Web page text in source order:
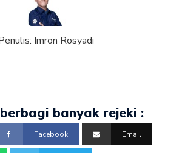
Imron Rosyadi
banyak rejeki :
Facebook Email